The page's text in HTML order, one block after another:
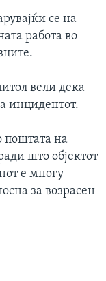
се на
работа во
вели дека
инцидентот.
поштата на
што објектот
е многу
за возрасен